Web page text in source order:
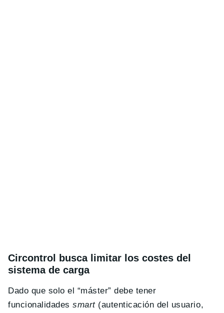
Circontrol busca limitar los costes del
sistema de carga
Dado que solo el “máster” debe tener
funcionalidadessmart(autenticación del usuario,